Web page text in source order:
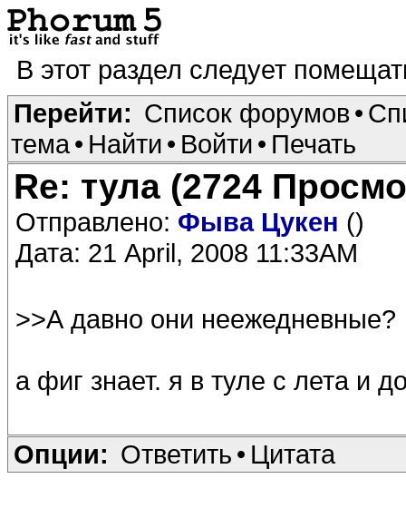
В этот раздел следует
Перейти: Список форумов•
тема• Найти • Войти • Печать
Re: тула (2724
Отправлено: Фыва Цукен ()
Дата: 21 April, 2008 11:33AM
>>А давно они неежедневные?
а фиг знает. я в туле с лета и
Опции: Ответить • Цитата